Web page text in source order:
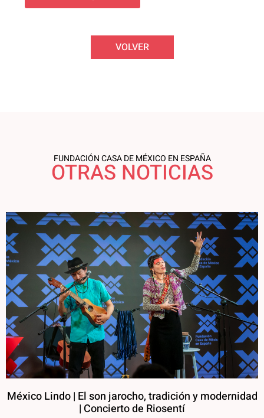
VOLVER
FUNDACIÓN CASA DE MÉXICO EN ESPAÑA
OTRAS NOTICIAS
México Lindo | El son jarocho, tradición y modernidad
| Concierto de Riosentí